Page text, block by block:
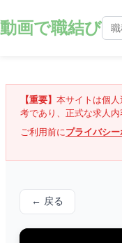
動画で職結び
【重要】 本サイトは個
考であり、正式な求人内
ご利用前にプライバシ
← 戻る